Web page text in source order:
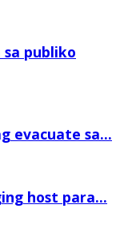
sa publiko
evacuate sa...
host para...